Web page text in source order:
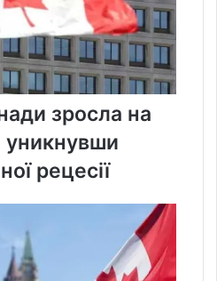
зросла на
уникнувши
рецесії